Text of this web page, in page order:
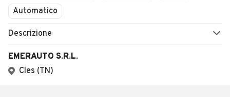
Automatico
Descrizione
EMERAUTO S.R.L.
Cles (TN)